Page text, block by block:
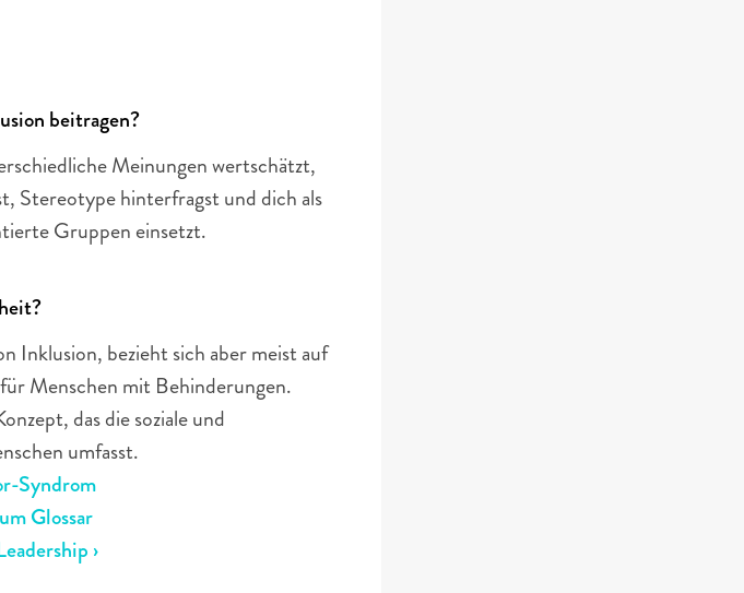
beitragen?
Meinungen wertschätzt,
Stereotype hinterfragst und dich als
Gruppen einsetzt.
Inklusion, bezieht sich aber meist auf
Menschen mit Behinderungen.
das die soziale und
umfasst.
Syndrom
Glossar
›